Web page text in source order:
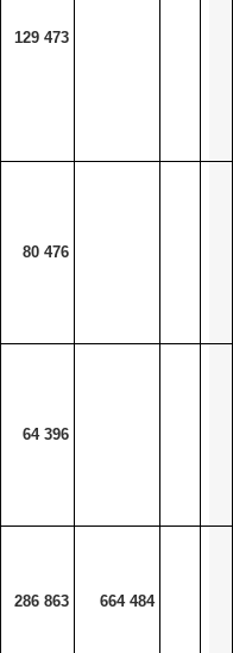
129 473
80 476
64 396
286 863 664 484